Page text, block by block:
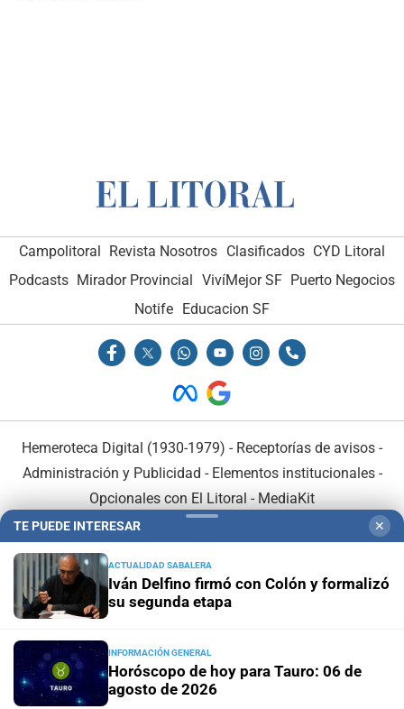
Campolitoral Revista Nosotros Clasificados CYD Litoral
Podcasts Mirador Provincial VivíMejor SF Puerto Negocios
Notife Educacion SF
Hemeroteca Digital (1930-1979) - Receptorías de avisos -
Administración y Publicidad - Elementos institucionales-
Opcionales con El Litoral - MediaKit
En Asociación con:
TE PUEDE INTERESAR ✕
ACTUALIDAD SABALERA
Iván Delfino firmó con Colón y formalizó
su segunda etapa
INFORMACIÓN GENERAL
Horóscopo de hoy para Tauro: 06 de
agosto de 2026